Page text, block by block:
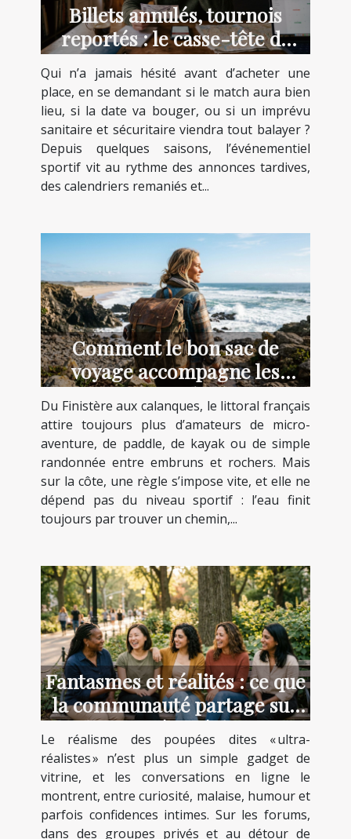
Billets annulés, tournois
reportés : le casse-tête de
l’incertitude
Qui n’a jamais hésité avant d’acheter une
place, en se demandant si le match aura bien
lieu, si la date va bouger, ou si un imprévu
sanitaire et sécuritaire viendra tout balayer ?
Depuis quelques saisons, l’événementiel
sportif vit au rythme des annonces tardives,
des calendriers remaniés et...
Comment le bon sac de
voyage accompagne les
aventuriers du littoral
Du Finistère aux calanques, le littoral français
attire toujours plus d’amateurs de micro-
aventure, de paddle, de kayak ou de simple
randonnée entre embruns et rochers. Mais
sur la côte, une règle s’impose vite, et elle ne
dépend pas du niveau sportif : l’eau finit
toujours par trouver un chemin,...
Fantasmes et réalités : ce que
la communauté partage sur
les poupées réalistes
Le réalisme des poupées dites « ultra-
réalistes » n’est plus un simple gadget de
vitrine, et les conversations en ligne le
montrent, entre curiosité, malaise, humour et
parfois confidences intimes. Sur les forums,
dans des groupes privés et au détour de